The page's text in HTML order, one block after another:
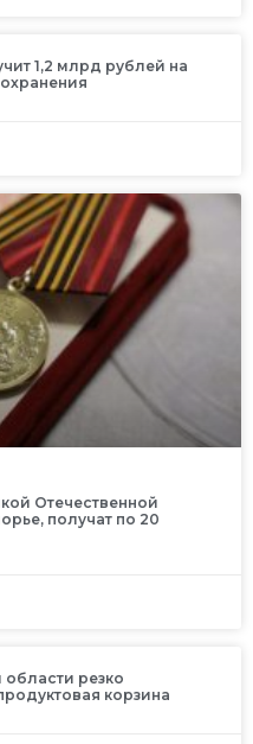
1,2 млрд рублей на
Отечественной
получат по 20
области резко
корзина